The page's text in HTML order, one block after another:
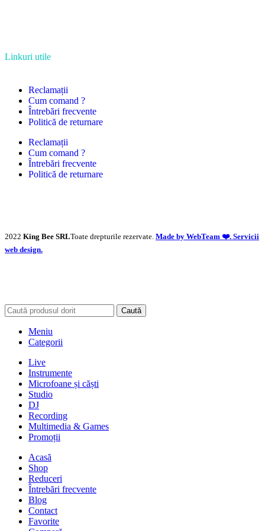
Linkuri utile
Reclamații
Cum comand ?
Întrebări frecvente
Politică de returnare
Reclamații
Cum comand ?
Întrebări frecvente
Politică de returnare
2022 King Bee SRLToate drepturile rezervate. Made by WebTeam ❤️. Servicii
web design.
Caută
Meniu
Categorii
Live
Instrumente
Microfoane și căști
Studio
DJ
Recording
Multimedia & Games
Promoții
Acasă
Shop
Reduceri
Întrebări frecvente
Blog
Contact
Favorite